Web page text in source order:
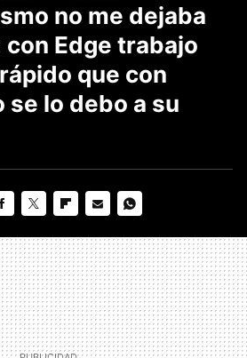
no me dejaba
Edge trabajo
que con
se lo debo a su
MAIL